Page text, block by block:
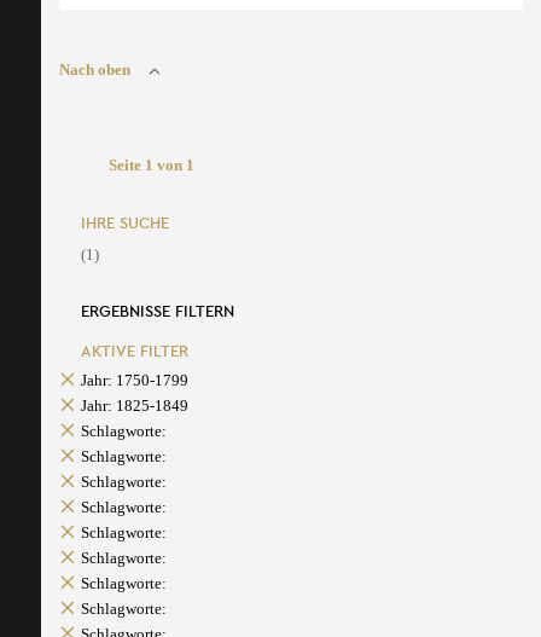
Nach oben
Seite 1 von 1
IHRE SUCHE
(1)
ERGEBNISSE FILTERN
AKTIVE FILTER
Jahr: 1750-1799
Jahr: 1825-1849
Schlagworte:
Schlagworte:
Schlagworte:
Schlagworte:
Schlagworte:
Schlagworte:
Schlagworte:
Schlagworte: